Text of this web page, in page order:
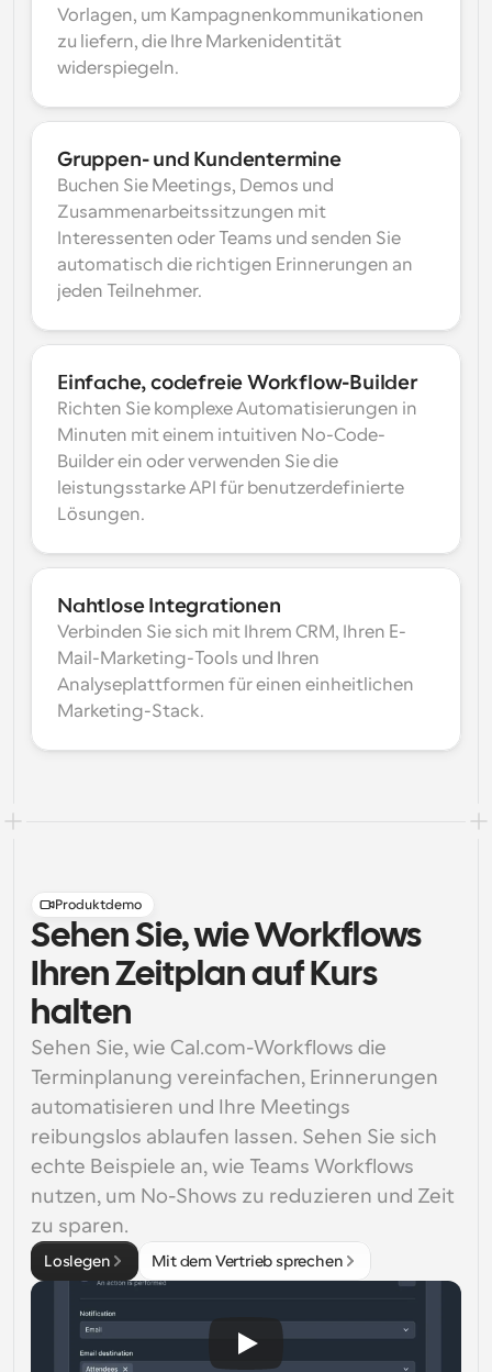
Vorlagen, um Kampagnenkommunikationen
zu liefern, die Ihre Markenidentität
widerspiegeln.
Gruppen- und Kundentermine
Buchen Sie Meetings, Demos und
Zusammenarbeitssitzungen mit
Interessenten oder Teams und senden Sie
automatisch die richtigen Erinnerungen an
jeden Teilnehmer.
Einfache, codefreie Workflow-Builder
Richten Sie komplexe Automatisierungen in
Minuten mit einem intuitiven No-Code-
Builder ein oder verwenden Sie die
leistungsstarke API für benutzerdefinierte
Lösungen.
Nahtlose Integrationen
Verbinden Sie sich mit Ihrem CRM, Ihren E-
Mail-Marketing-Tools und Ihren
Analyseplattformen für einen einheitlichen
Marketing-Stack.
Produktdemo
Sehen Sie, wie Workflows
Ihren Zeitplan auf Kurs
halten
Sehen Sie, wie Cal.com-Workflows die
Terminplanung vereinfachen, Erinnerungen
automatisieren und Ihre Meetings
reibungslos ablaufen lassen. Sehen Sie sich
echte Beispiele an, wie Teams Workflows
nutzen, um No-Shows zu reduzieren und Zeit
zu sparen.
Loslegen Mit dem Vertrieb sprechen